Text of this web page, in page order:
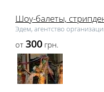
Шоу-балеты,
Эдем, агентство
от 300 грн.